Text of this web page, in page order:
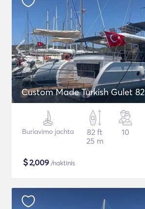
Custom Made Turkish Gulet 82
Buriavimo jachta
82 ft
25 m
10
$2,009 /naktinis